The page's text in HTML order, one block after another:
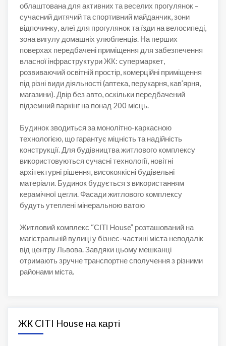
облаштована для активних та веселих прогулянок –
сучасний дитячий та спортивний майданчик, зони
відпочинку, алеї для прогулянок та їзди на велосипеді,
зона вигулу домашніх улюбленців. На перших
поверхах передбачені приміщення для забезпечення
власної інфраструктури ЖК: супермаркет,
розвиваючий освітній простір, комерційні приміщення
під різні види діяльності (аптека, перукарня, кав’ярня,
магазини). Двір без авто, оскільки передбачений
підземний паркінг на понад 200 місць.
Будинок зводиться за монолітно-каркасною
технологією, що гарантує міцність та надійність
конструкції. Для будівництва житлового комплексу
використовуються сучасні технології, новітні
архітектурні рішення, високоякісні будівельні
матеріали. Будинок будується з використанням
керамічної цегли. Фасади житлового комплексу
будуть утеплені мінеральною ватою
Житловий комплекс “СІТІ House” розташований на
магістральній вулиці у бізнес-частині міста неподалік
від центру Львова. Завдяки цьому мешканці
отримають зручне транспортне сполучення з різними
районами міста.
ЖК CITI House на карті